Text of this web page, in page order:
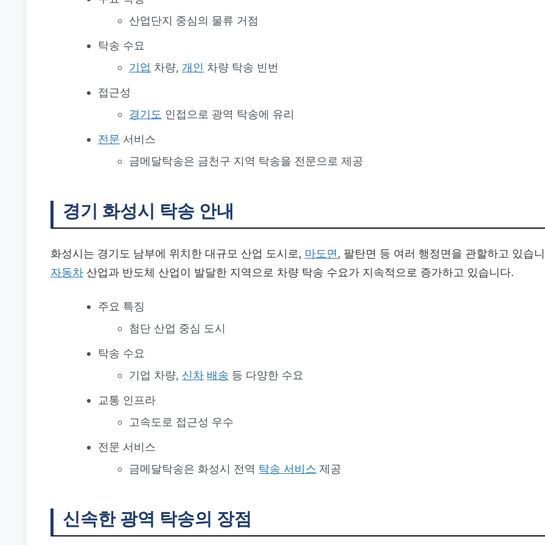
산업단지 중심의 물류 거점
탁송 수요
기업 차량, 개인 차량 탁송 빈번
접근성
경기도 인접으로 광역 탁송에 유리
전문 서비스
금메달탁송은 금천구 지역 탁송을 전문으로 제공
경기 화성시 탁송 안내
화성시는 경기도 남부에 위치한 대규모 산업 도시로, 마도면 , 팔탄면 등 여러 행정면을 관할하고 있습
자동차 산업과 반도체 산업이 발달한 지역으로 차량 탁송 수요가 지속적으로 증가하고 있습니다.
주요 특징
첨단 산업 중심 도시
탁송 수요
기업 차량, 신차 배송 등 다양한 수요
교통 인프라
고속도로 접근성 우수
전문 서비스
금메달탁송은 화성시 전역 탁송 서비스 제공
신속한 광역 탁송의 장점